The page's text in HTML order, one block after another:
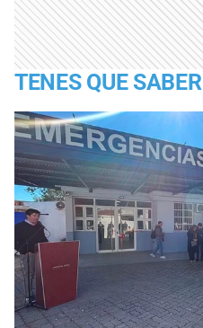
TENES QUE SABER